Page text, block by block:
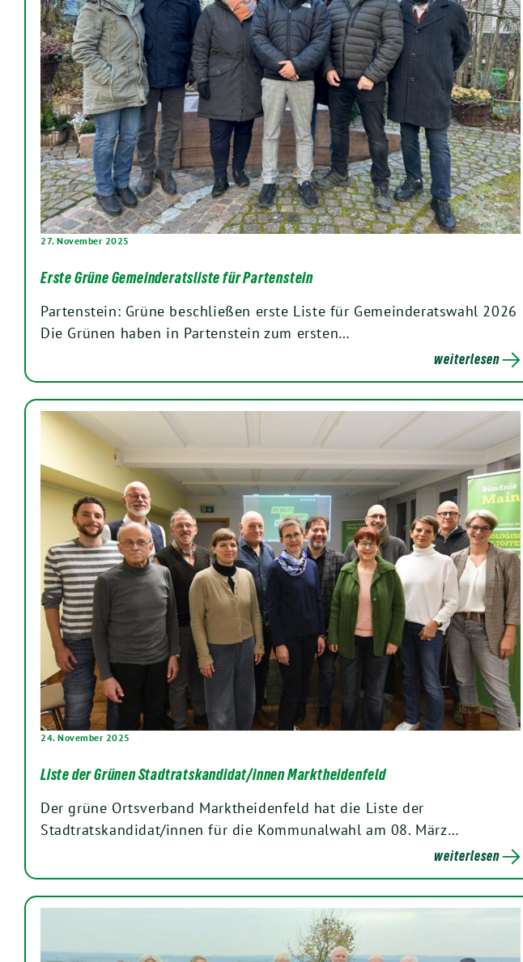
27. November 2025
Erste Grüne Gemeinderatsliste für Partenstein
Partenstein: Grüne beschließen erste Liste für Gemeinderatswahl 2026
Die Grünen haben in Partenstein zum ersten…
weiterlesen
24. November 2025
Liste der Grünen Stadtratskandidat/innen Marktheidenfeld
Der grüne Ortsverband Marktheidenfeld hat die Liste der
Stadtratskandidat/innen für die Kommunalwahl am 08. März…
weiterlesen